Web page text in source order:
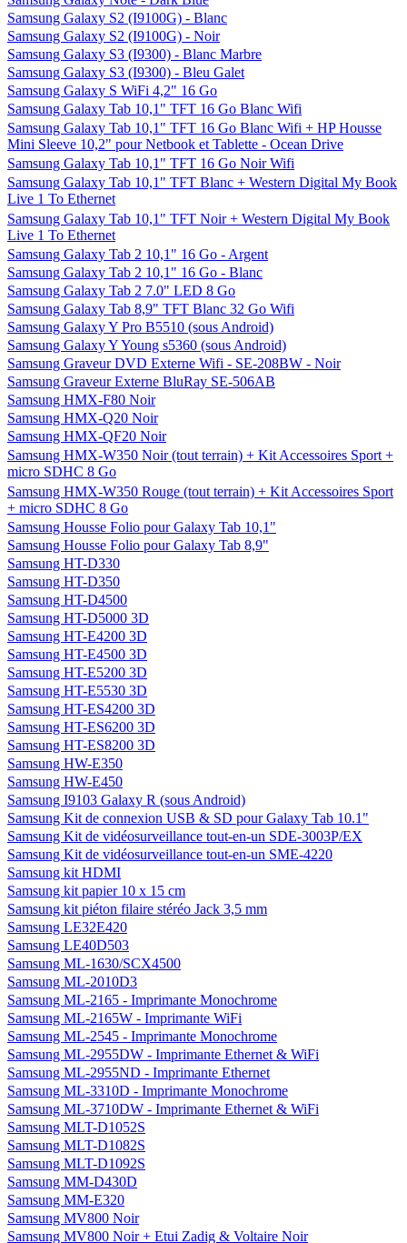
Samsung Etui coque pour Galaxy Note - Noir
Samsung Etui coque pour Samsung Galaxy Y S5360 - Noir
Samsung Etui cuir pour Galaxy S II - Noir
Samsung Etui rabat pour Samsung Galaxy S3 - Noir
Samsung Eui cuir pour i9000 Galaxy S
Samsung EX1
Samsung Flash SEF15A
Samsung Flash SEF20A
Samsung Galaxy Ace s5830 (sous Android)
Samsung Galaxy Mini (sous Android)
Samsung Galaxy Note
Samsung Galaxy Note - Blanc
Samsung Galaxy Note - Dark Blue
Samsung Galaxy S2 (I9100G) - Blanc
Samsung Galaxy S2 (I9100G) - Noir
Samsung Galaxy S3 (I9300) - Blanc Marbre
Samsung Galaxy S3 (I9300) - Bleu Galet
Samsung Galaxy S WiFi 4,2" 16 Go
Samsung Galaxy Tab 10,1" TFT 16 Go Blanc Wifi
Samsung Galaxy Tab 10,1" TFT 16 Go Blanc Wifi + HP Housse
Mini Sleeve 10,2" pour Netbook et Tablette - Ocean Drive
Samsung Galaxy Tab 10,1" TFT 16 Go Noir Wifi
Samsung Galaxy Tab 10,1" TFT Blanc + Western Digital My Book
Live 1 To Ethernet
Samsung Galaxy Tab 10,1" TFT Noir + Western Digital My Book
Live 1 To Ethernet
Samsung Galaxy Tab 2 10,1" 16 Go - Argent
Samsung Galaxy Tab 2 10,1" 16 Go - Blanc
Samsung Galaxy Tab 2 7.0" LED 8 Go
Samsung Galaxy Tab 8,9" TFT Blanc 32 Go Wifi
Samsung Galaxy Y Pro B5510 (sous Android)
Samsung Galaxy Y Young s5360 (sous Android)
Samsung Graveur DVD Externe Wifi - SE-208BW - Noir
Samsung Graveur Externe BluRay SE-506AB
Samsung HMX-F80 Noir
Samsung HMX-Q20 Noir
Samsung HMX-QF20 Noir
Samsung HMX-W350 Noir (tout terrain) + Kit Accessoires Sport +
micro SDHC 8 Go
Samsung HMX-W350 Rouge (tout terrain) + Kit Accessoires Sport
+ micro SDHC 8 Go
Samsung Housse Folio pour Galaxy Tab 10,1"
Samsung Housse Folio pour Galaxy Tab 8,9"
Samsung HT-D330
Samsung HT-D350
Samsung HT-D4500
Samsung HT-D5000 3D
Samsung HT-E4200 3D
Samsung HT-E4500 3D
Samsung HT-E5200 3D
Samsung HT-E5530 3D
Samsung HT-ES4200 3D
Samsung HT-ES6200 3D
Samsung HT-ES8200 3D
Samsung HW-E350
Samsung HW-E450
Samsung I9103 Galaxy R (sous Android)
Samsung Kit de connexion USB & SD pour Galaxy Tab 10.1"
Samsung Kit de vidéosurveillance tout-en-un SDE-3003P/EX
Samsung Kit de vidéosurveillance tout-en-un SME-4220
Samsung kit HDMI
Samsung kit papier 10 x 15 cm
Samsung kit piéton filaire stéréo Jack 3,5 mm
Samsung LE32E420
Samsung LE40D503
Samsung ML-1630/SCX4500
Samsung ML-2010D3
Samsung ML-2165 - Imprimante Monochrome